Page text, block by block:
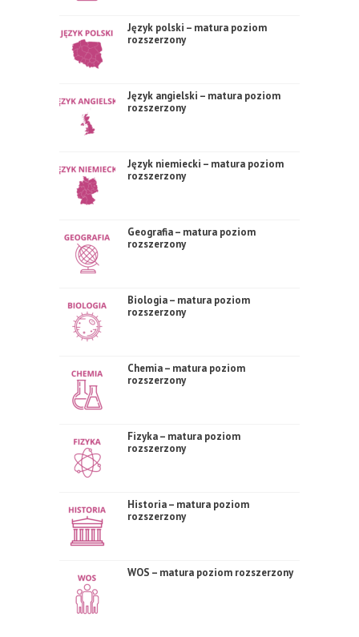
Język polski – matura poziom
rozszerzony
Język angielski – matura poziom
rozszerzony
Język niemiecki – matura poziom
rozszerzony
Geografia – matura poziom
rozszerzony
Biologia – matura poziom
rozszerzony
Chemia – matura poziom
rozszerzony
Fizyka – matura poziom
rozszerzony
Historia – matura poziom
rozszerzony
WOS – matura poziom rozszerzony